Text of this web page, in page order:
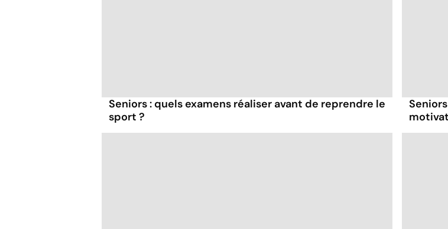
Seniors : quels examens réaliser avant de reprendre le
sport ?